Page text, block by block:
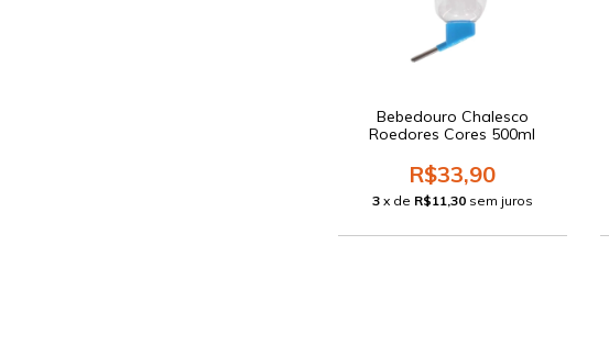
Bebedouro Chalesco
Roedores Cores 500ml
R$33,90
3 x de R$11,30 sem juros